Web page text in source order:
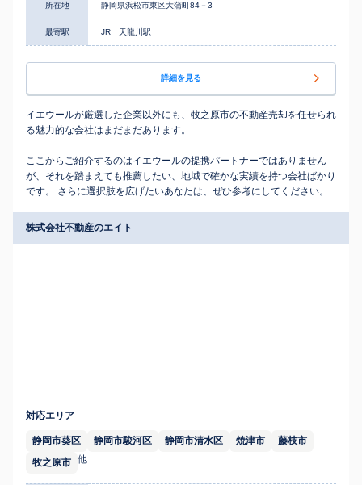
所在地 静岡県浜松市東区大蒲町84－3
最寄駅 JR 天龍川駅
詳細を見る
イエウールが厳選した企業以外にも、牧之原市の不動産売却を任せられ
る魅力的な会社はまだまだあります。
ここからご紹介するのはイエウールの提携パートナーではありません
が、それを踏まえても推薦したい、地域で確かな実績を持つ会社ばかり
です。 さらに選択肢を広げたいあなたは、ぜひ参考にしてください。
株式会社不動産のエイト
対応エリア
静岡市葵区 静岡市駿河区 静岡市清水区 焼津市
藤枝市
牧之原市 他...